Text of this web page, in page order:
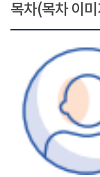
목차(목차 이